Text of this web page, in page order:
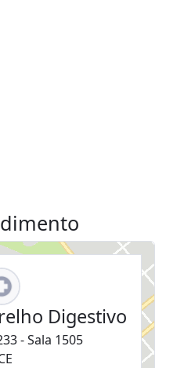
Digestivo
- Sala 1505